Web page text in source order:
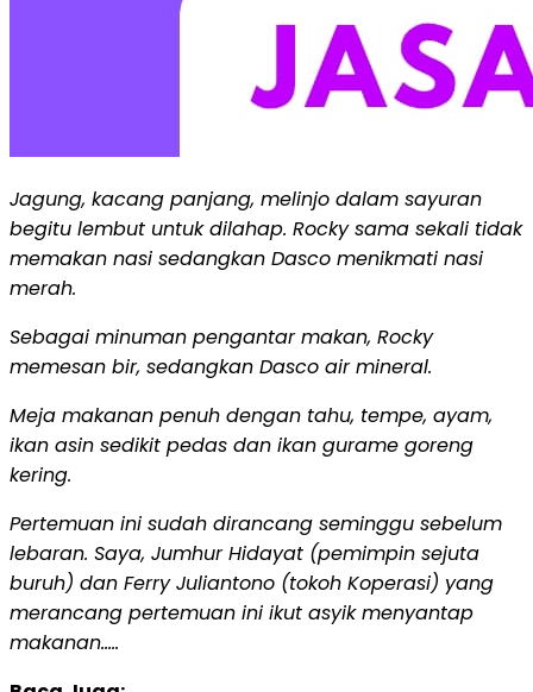
Jagung, kacang panjang, melinjo dalam sayuran
begitu lembut untuk dilahap. Rocky sama sekali tidak
memakan nasi sedangkan Dasco menikmati nasi
merah.
Sebagai minuman pengantar makan, Rocky
memesan bir, sedangkan Dasco air mineral.
Meja makanan penuh dengan tahu, tempe, ayam,
ikan asin sedikit pedas dan ikan gurame goreng
kering.
Pertemuan ini sudah dirancang seminggu sebelum
lebaran. Saya, Jumhur Hidayat (pemimpin sejuta
buruh) dan Ferry Juliantono (tokoh Koperasi) yang
merancang pertemuan ini ikut asyik menyantap
makanan…..